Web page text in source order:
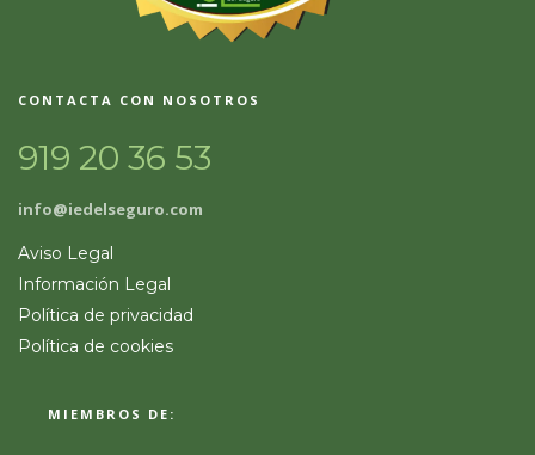
CONTACTA CON NOSOTROS
919 20 36 53
info@iedelseguro.com
Aviso Legal
Información Legal
Política de privacidad
Política de cookies
MIEMBROS DE: